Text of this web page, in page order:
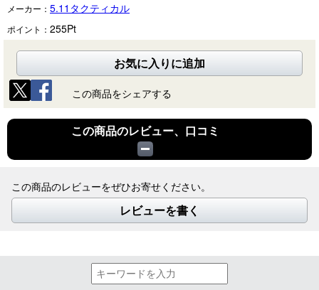
メーカー： 5.11タクティカル
ポイント： 255Pt
お気に入りに追加
この商品をシェアする
この商品のレビュー、口コミ
この商品のレビューをぜひお寄せください。
レビューを書く